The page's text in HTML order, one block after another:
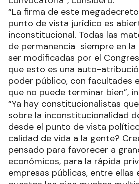
“La firma de este
punto de vista jurídico es
inconstitucional. Todas las
de permanencia siempre en
ser modificadas por el
que esto es una auto-
poder público, con facultades
que no puede terminar bien”,
“Ya hay constitucionalistas
sobre la inconstitucionalidad
desde el punto de vista
calidad de vida a la gente?
pensado para favorecer a
económicos, para la rápida
empresas públicas, entre ellas